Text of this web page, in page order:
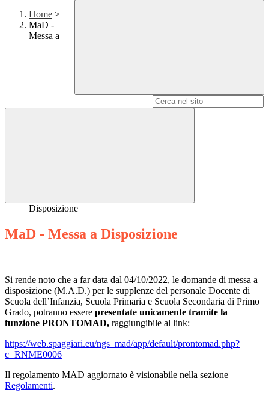
Home >
MaD -
Messa a
Disposizione
MaD - Messa a Disposizione
Si rende noto che a far data dal 04/10/2022, le domande di messa a
disposizione (M.A.D.) per le supplenze del personale Docente di
Scuola dell’Infanzia, Scuola Primaria e Scuola Secondaria di Primo
Grado, potranno essere presentate unicamente tramite la
funzione PRONTOMAD, raggiungibile al link:
https://web.spaggiari.eu/ngs_mad/app/default/prontomad.php?
c=RNME0006
Il regolamento MAD aggiornato è visionabile nella sezione
Regolamenti.